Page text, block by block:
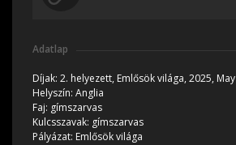
Adatlap
Díjak: 2. helyezett, Emlősök világa, 2025, May
Helyszín: Anglia
Faj: gímszarvas
Kulcsszavak: gímszarvas
Pályázat: Emlősök világa